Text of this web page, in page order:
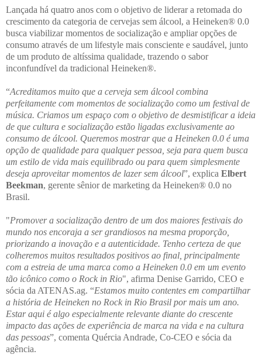
Lançada há quatro anos com o objetivo de liderar a retomada do
crescimento da categoria de cervejas sem álcool, a Heineken® 0.0
busca viabilizar momentos de socialização e ampliar opções de
consumo através de um lifestyle mais consciente e saudável, junto
de um produto de altíssima qualidade, trazendo o sabor
inconfundível da tradicional Heineken®.
“Acreditamos muito que a cerveja sem álcool combina
perfeitamente com momentos de socialização como um festival de
música. Criamos um espaço com o objetivo de desmistificar a ideia
de que cultura e socialização estão ligadas exclusivamente ao
consumo de álcool. Queremos mostrar que a Heineken 0.0 é uma
opção de qualidade para qualquer pessoa, seja para quem busca
um estilo de vida mais equilibrado ou para quem simplesmente
deseja aproveitar momentos de lazer sem álcool”, explica Elbert
Beekman, gerente sênior de marketing da Heineken® 0.0 no
Brasil.
"Promover a socialização dentro de um dos maiores festivais do
mundo nos encoraja a ser grandiosos na mesma proporção,
priorizando a inovação e a autenticidade. Tenho certeza de que
colheremos muitos resultados positivos ao final, principalmente
com a estreia de uma marca como a Heineken 0.0 em um evento
tão icônico como o Rock in Rio", afirma Denise Garrido, CEO e
sócia da ATENAS.ag. “Estamos muito contentes em compartilhar
a história de Heineken no Rock in Rio Brasil por mais um ano.
Estar aqui é algo especialmente relevante diante do crescente
impacto das ações de experiência de marca na vida e na cultura
das pessoas”, comenta Quércia Andrade, Co-CEO e sócia da
agência.